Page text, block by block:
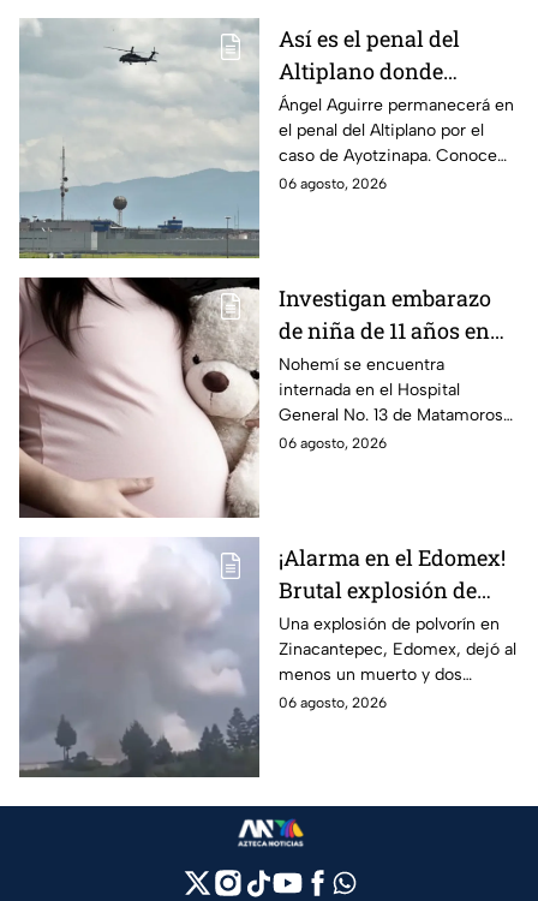
Así es el penal del
Altiplano donde
permanecerá Ángel
Aguirre por caso
Ayotzinapa
Ángel Aguirre permanecerá en
el penal del Altiplano por el
caso de Ayotzinapa. Conoce
dónde está, cómo es esta
06 agosto, 2026
Investigan embarazo
de niña de 11 años en
Matamoros,
Tamaulipas; ¿qué pasó
con Nohemí?
Nohemí se encuentra
internada en el Hospital
General No. 13 de Matamoros
tras complicaciones por un
06 agosto, 2026
¡Alarma en el Edomex!
Brutal explosión de
polvorín en Santa
María del Monte,
Zinacantepec; reportan
al menos un muerto y
Una explosión de polvorín en
Zinacantepec, Edomex, dejó al
menos un muerto y dos
heridos; autoridades atiende la
06 agosto, 2026